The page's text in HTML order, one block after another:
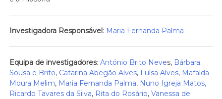
Investigadora Responsável: Maria Fernanda Palma
Equipa de investigadores:António Brito Neves, Bárbara
Sousa e Brito, Catarina Abegão Alves, Luísa Alves, Mafalda
Moura Melim, Maria Fernanda Palma, Nuno Igreja Matos,
Ricardo Tavares da Silva, Rita do Rosário,Vanessa de